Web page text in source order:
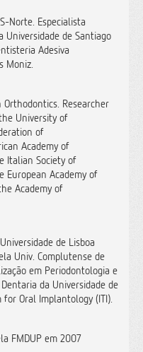
Norte. Especialista
Universidade de Santiago
Adesiva
Moniz.
Researcher
University of
of
Academy of
Italian Society of
European Academy of
Academy of
de Lisboa
Univ. Complutense de
em Periodontologia e
da Universidade de
Oral Implantology (ITI).
FMDUP em 2007